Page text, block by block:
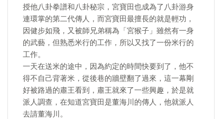
授他八卦拳譜和八卦秘宗，宮寶田也成為了八卦游身
連環掌的第二代傳人，而宮寶田最擅長的就是輕功，
因健步如飛，又被師兄弟稱為「宮猴子」雖然有一身
的武藝，但熟悉米行的工作，所以又找了一份米行的
工作。
一天在送米的途中，因為約定的時間快要到了，他不
得不自己背著米，從後巷的牆壁翻了過來，這一幕剛
好被路過的肅王看到，肅王就來了一些興趣，於是就
派人調查，在知道宮寶田是董海川的傳人，他就派人
去請董海川。